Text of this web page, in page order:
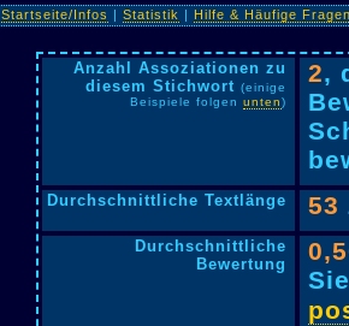
Startseite/Infos |Statistik |Hilfe & Häufige
Anzahl Assoziationen zu
diesem Stichwort (einige
Beispiele folgen unten)
2,
Durchschnittliche Textlänge 53
Durchschnittliche
Bewertung